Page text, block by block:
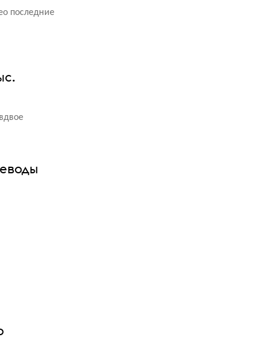
последние